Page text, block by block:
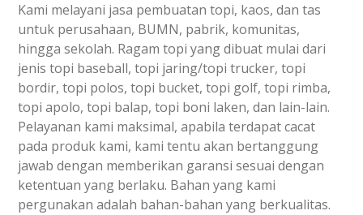
Kami melayani jasa pembuatan topi, kaos, dan tas
untuk perusahaan, BUMN, pabrik, komunitas,
hingga sekolah. Ragam topi yang dibuat mulai dari
jenis topi baseball, topi jaring/topi trucker, topi
bordir, topi polos, topi bucket, topi golf, topi rimba,
topi apolo, topi balap, topi boni laken, dan lain-lain.
Pelayanan kami maksimal, apabila terdapat cacat
pada produk kami, kami tentu akan bertanggung
jawab dengan memberikan garansi sesuai dengan
ketentuan yang berlaku. Bahan yang kami
pergunakan adalah bahan-bahan yang berkualitas.